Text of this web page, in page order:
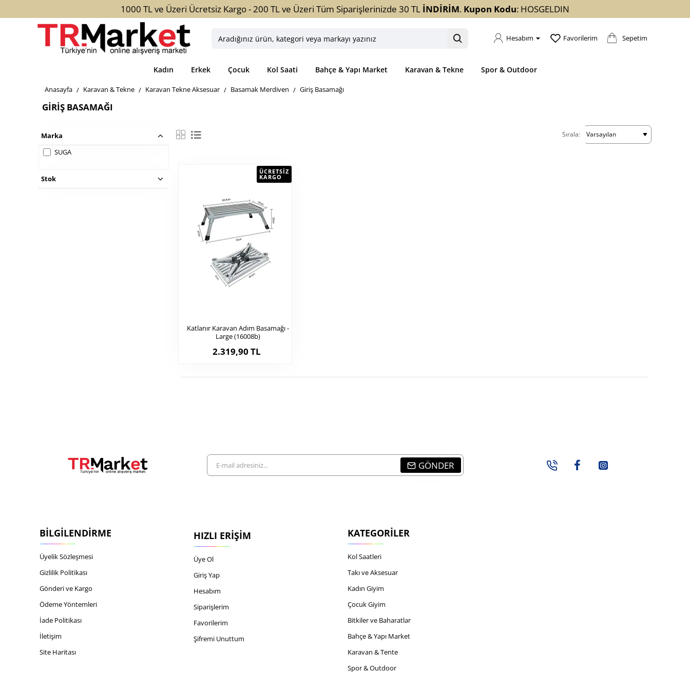
1000 TL ve Üzeri Ücretsiz Kargo - 200 TL ve Üzeri Tüm Siparişlerinizde 30 TL İNDİRİM. Kupon Kodu: HOSGELDIN
Aradığınız
yazınız
Hesabım Favorilerim Sepetim
Kadın Erkek Çocuk Kol Saati Bahçe & Yapı Market Karavan & Tekne Spor & Outdoor
GIRIŞ BASAMAĞI
homeKaravan & Tekne Karavan Tekne Aksesuar Basamak Merdiven Giriş Basamağı
Marka
SUGA
Stok
Sırala:
ÜCRETSIZ
KARGO
Katlanır Karavan Adım Basamağı -
Large (16008b)
2.319,90 TL
E-
mail
adresiniz...
GÖNDER
BILGILENDIRME
Üyelik Sözleşmesi
Gizlilik Politikası
Gönderi ve Kargo
Ödeme Yöntemleri
İade Politikası
İletişim
Site Haritası
HIZLI ERIŞIM
Üye Ol
Giriş Yap
Hesabım
Siparişlerim
Favorilerim
Şifremi Unuttum
KATEGORILER
Kol Saatleri
Takı ve Aksesuar
Kadın Giyim
Çocuk Giyim
Bitkiler ve Baharatlar
Bahçe & Yapı Market
Karavan & Tente
Spor & Outdoor